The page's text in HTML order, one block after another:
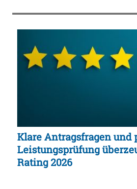
Klare Antragsfragen und
Leistungsprüfung
Rating 2026